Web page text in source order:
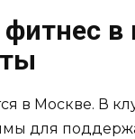
в
в Москве. В
для